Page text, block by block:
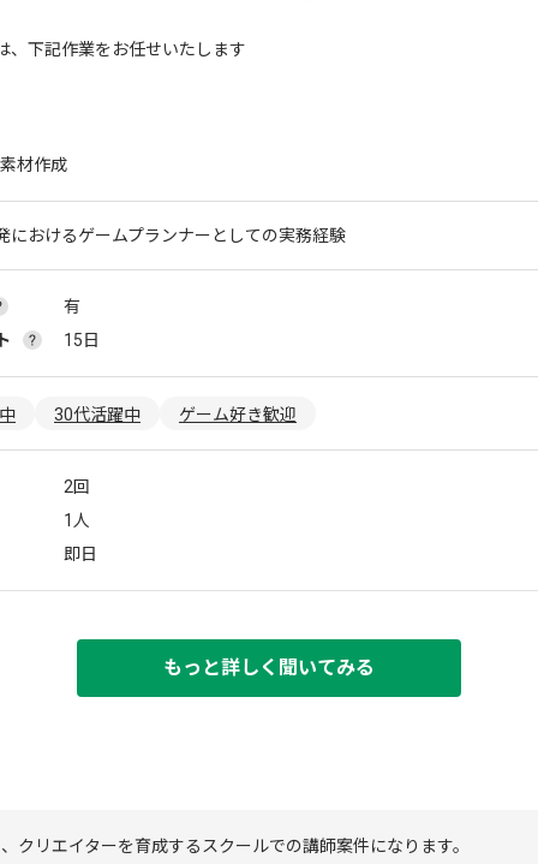
、下記作業をお任せいたします
材作成
におけるゲームプランナーとしての実務経験
有
15日
30代活躍中 ゲーム好き歓迎
2回
1人
即日
もっと詳しく聞いてみる
クリエイターを育成するスクールでの講師案件になります。